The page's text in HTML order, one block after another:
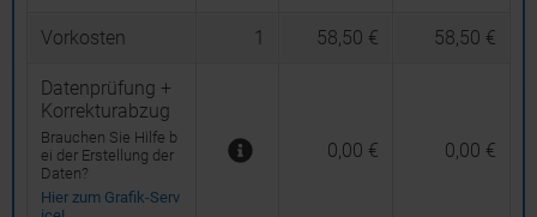
Vorkosten 1 58,50 € 58,50 €
Datenprüfung +
Korrekturabzug
Brauchen Sie Hilfe b
ei der Erstellung der
Daten?
Hier zum Grafik-Serv
0,00 € 0,00 €